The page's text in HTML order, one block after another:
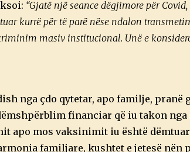
“Gjatë një seance dëgjimore për
kurrë për të parë nëse ndalon
masiv institucional. Unë e
nga çdo qytetar, apo familje,
financiar që iu takon nga
apo mos vaksinimit iu është
familjare, kushtet e jetesë